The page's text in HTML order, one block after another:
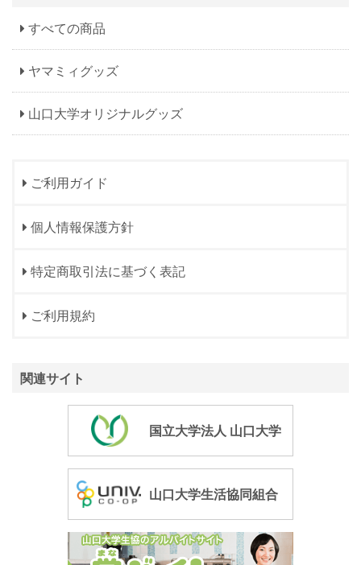
すべての商品
ヤマミィグッズ
山口大学オリジナルグッズ
ご利用ガイド
個人情報保護方針
特定商取引法に基づく表記
ご利用規約
関連サイト
国立大学法人 山口大学
山口大学生活協同組合